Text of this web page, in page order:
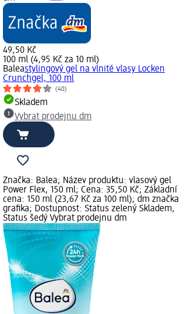
49,50 Kč
100 ml (4,95 Kč za 10 ml)
Baleastylingový gel na vlnité vlasy Locken
Crunchgel, 100 ml
(40)
Skladem
Vybrat prodejnu dm
Značka: Balea; Název produktu: vlasový gel
Power Flex, 150 ml; Cena: 35,50 Kč; Základní
cena: 150 ml (23,67 Kč za 100 ml); dm značka
grafika; Dostupnost: Status zelený Skladem,
Status šedý Vybrat prodejnu dm